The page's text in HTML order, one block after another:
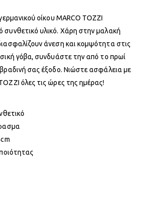
οίκου MARCO TOZZI
υλικό. Χάρη στην μαλακή
άνεση και κομψότητα στις
γόβα, συνδυάστε την από το πρωί
σας έξοδο. Νιώστε ασφάλεια με
όλες τις ώρες της ημέρας!